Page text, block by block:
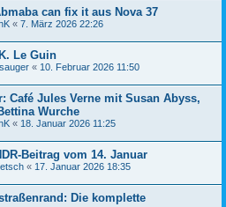
can fix it aus Nova 37
« 7. März 2026 22:26
Le Guin
« 10. Februar 2026 11:50
Café Jules Verne mit Susan Abyss,
Wurche
« 18. Januar 2026 11:25
Beitrag vom 14. Januar
« 17. Januar 2026 18:35
Die komplette